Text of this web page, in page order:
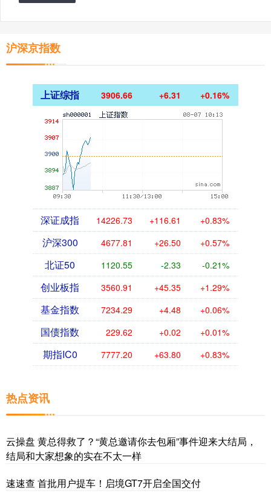
沪深京指数
上证综指 3906.66 +6.31 +0.16%
深证成指 14226.73 +116.61 +0.83%
沪深300 4677.81 +26.50 +0.57%
北证50 1120.55 -2.33 -0.21%
创业板指 3560.91 +45.35 +1.29%
基金指数 7234.29 +4.48 +0.06%
国债指数 229.62 +0.02 +0.01%
期指IC0 7777.20 +63.80 +0.83%
热点资讯
云操盘 黄总得救了？“黄总邀请你去包厢”事件迎来大结局，
结局和大家想象的实在不太一样
速速查 首批用户提车！启境GT7开启全国交付